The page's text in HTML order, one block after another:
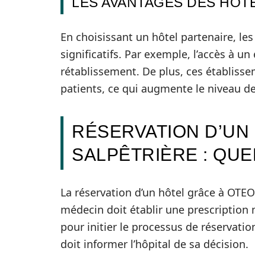
En choisissant un hôtel partenaire,
significatifs. Par exemple, l’accès à
rétablissement. De plus, ces
patients, ce qui augmente le niveau
RÉSERVATION
SALPÊTRIÈRE :
La réservation d’un hôtel grâce à
médecin doit établir une prescription
pour initier le processus de
doit informer l’hôpital de sa décision.